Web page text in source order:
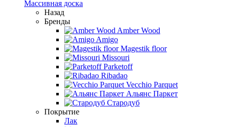
Массивная доска
Назад
Бренды
Amber Wood
Amigo
Magestik floor
Missouri
Parketoff
Ribadao
Vecchio Parquet
Альянс Паркет
Стародуб
Покрытие
Лак